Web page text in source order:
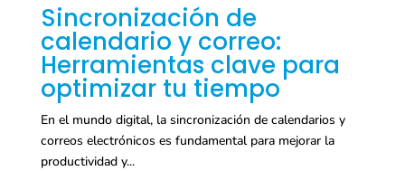
Sincronización de
calendario y correo:
Herramientas clave para
optimizar tu tiempo
En el mundo digital, la sincronización de calendarios y
correos electrónicos es fundamental para mejorar la
productividad y...